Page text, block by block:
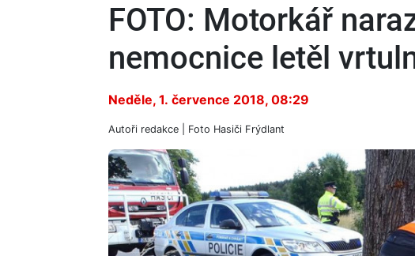
FOTO: Motorkář
nemocnice letěl
Neděle, 1. července 2018, 08:29
Autoři redakce | Foto Hasiči Frýdlant